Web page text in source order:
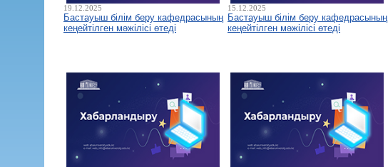
19.12.2025
Бастауыш білім беру кафедрасының
кеңейтілген мәжілісі өтеді
15.12.2025
Бастауыш білім беру кафедрасының
кеңейтілген мәжілісі өтеді